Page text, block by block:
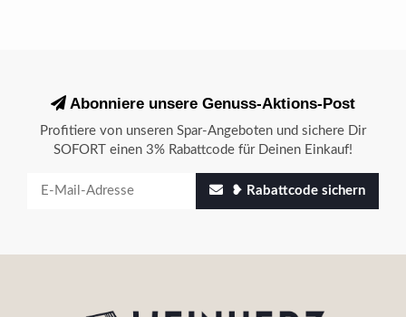
Abonniere unsere Genuss-Aktions-Post
Profitiere von unseren Spar-Angeboten und sichere Dir
SOFORT einen 3% Rabattcode für Deinen Einkauf!
❥ Rabattcode sichern